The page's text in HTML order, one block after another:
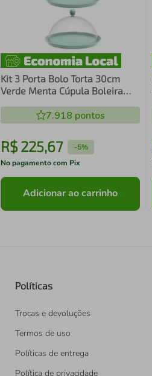
Kit 3 Porta Bolo Torta 30cm
Verde Menta Cúpula Boleira
7.918 pontos
R$ 225,67 -5%
No pagamento com Pix
Adicionar ao carrinho
Políticas
Trocas e devoluções
Termos de uso
Políticas de entrega
Política de privacidade